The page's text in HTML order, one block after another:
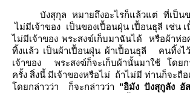
บังสุกุล หมายถึงอะไรก็แล้วแต่ ที่เป็น
ไม่มีเจ้าของ เป็นของเปื้อนฝุ่น เปื้อนธุลี เช่น
ไม่มีเจ้าของ พระสงฆ์เก็บมาฉันได้
หรือผ้าห่อ
ทิ้งแล้ว เป็นผ้าเปื้อนฝุ่น ผ้าเปื้อนธุลี
คนทิ้งไ
เจ้าของ
พระสงฆ์ก็จะเก็บผ้านั้นมาใช้ โดย
ครั้ง สิ่งนี้ มีเจ้าของหรือไม่ ถ้าไม่มี ท่านก็จะถือ
ดยกล่าวว่า ก็จะกล่าวว่า "อิมัง ปังสุกูลัง อั